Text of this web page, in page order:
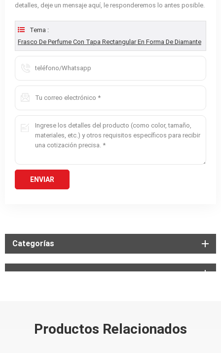
detalles, deje un mensaje aquí, le responderemos lo antes posible.
Tema :
Frasco De Perfume Con Tapa Rectangular En Forma De Diamante
Categorías
Productos Relacionados